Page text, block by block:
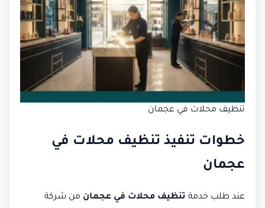
تنظيف محلات في عجمان
خطوات تنفيذ تنظيف محلات في
عجمان
عند طلب خدمة تنظيف محلات في عجمان من شركة